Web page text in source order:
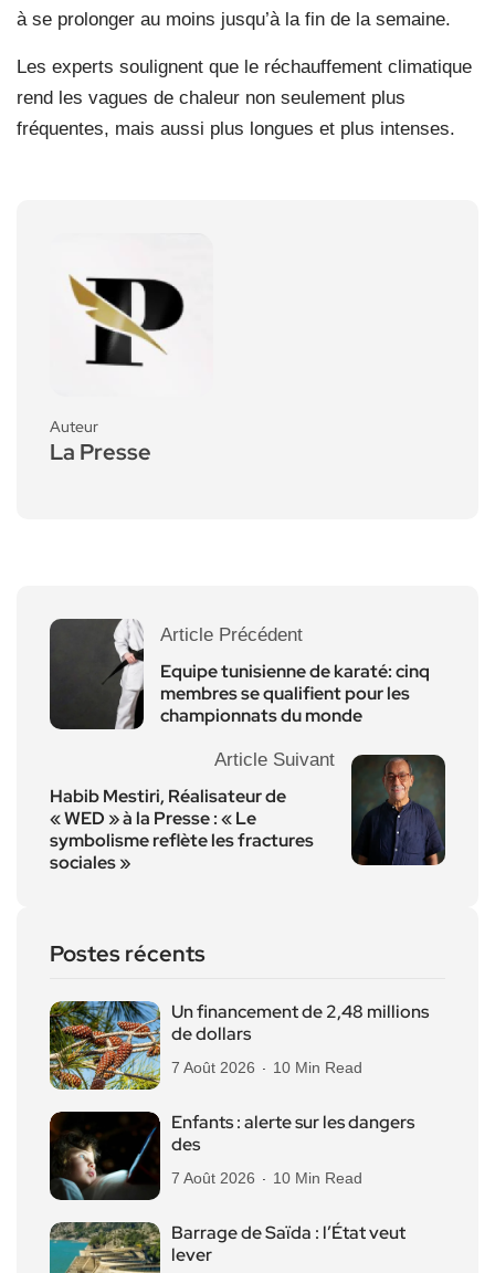
à se prolonger au moins jusqu’à la fin de la semaine.
Les experts soulignent que le réchauffement climatique
rend les vagues de chaleur non seulement plus
fréquentes, mais aussi plus longues et plus intenses.
Auteur
La Presse
Article Précédent
Equipe tunisienne de karaté: cinq
membres se qualifient pour les
championnats du monde
Article Suivant
Habib Mestiri, Réalisateur de
« WED » à la Presse : « Le
symbolisme reflète les fractures
sociales »
Postes récents
Un financement de 2,48 millions
de dollars
7 Août 2026 10 Min Read
Enfants : alerte sur les dangers
des
7 Août 2026 10 Min Read
Barrage de Saïda : l’État veut
lever